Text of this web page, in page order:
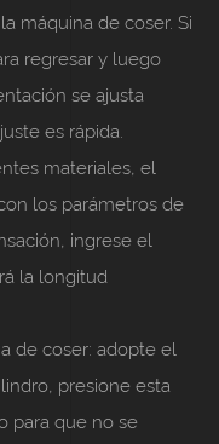
máquina de coser. Si
regresar y luego
se ajusta
es rápida.
materiales, el
los parámetros de
ingrese el
la longitud
de coser: adopte el
presione esta
para que no se